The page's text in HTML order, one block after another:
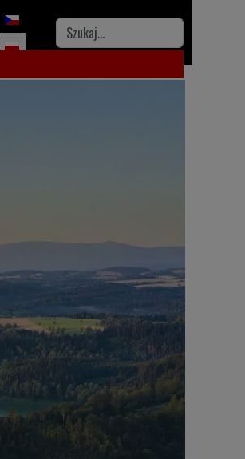
Wybierz swój język
Szukaj